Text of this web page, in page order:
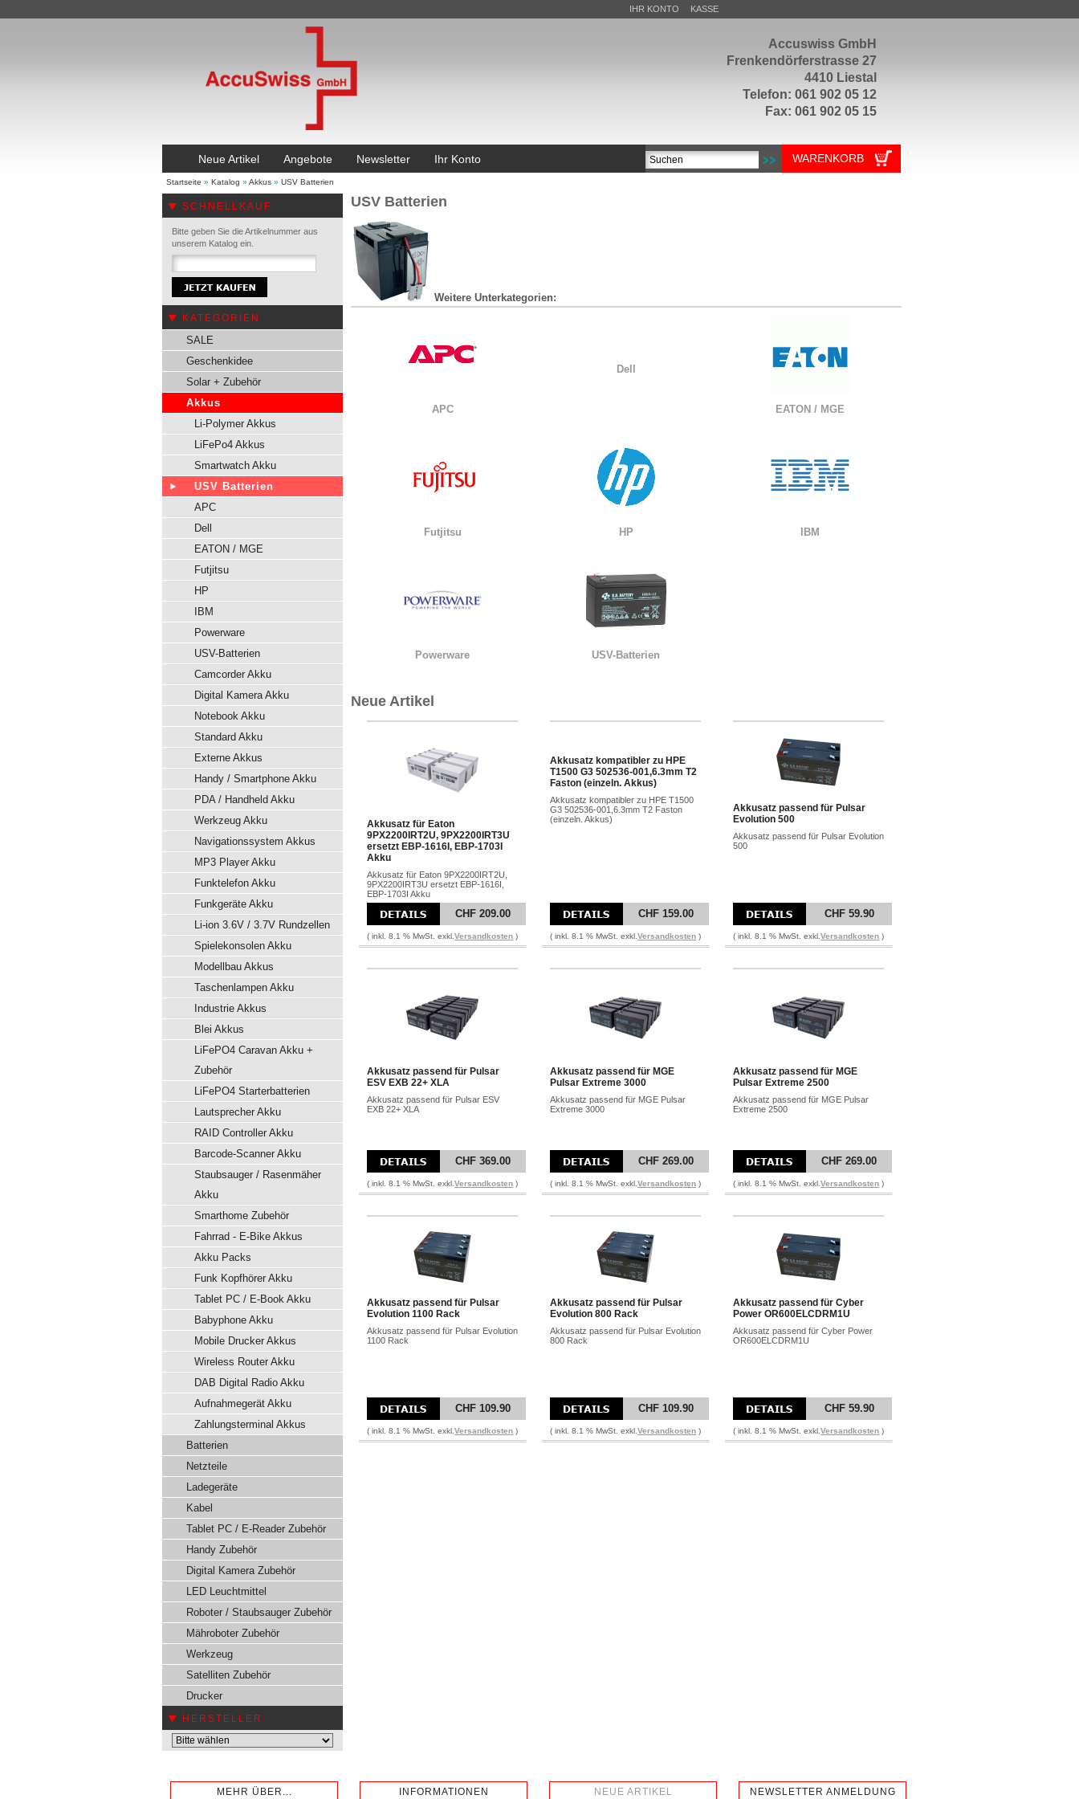
Accuswiss GmbH
Frenkendörferstrasse 27
4410 Liestal
Telefon: 061 902 05 12
Fax: 061 902 05 15
IHR KONTO KASSE
Neue Artikel Angebote Newsletter Ihr Konto WARENKORB
Startseite » Katalog » Akkus » USV Batterien
SCHNELLKAUF
Bitte geben Sie die Artikelnummer aus
unserem Katalog ein.
KATEGORIEN
SALE
Geschenkidee
Solar + Zubehör
Akkus
Li-Polymer Akkus
LiFePo4 Akkus
Smartwatch Akku
USV Batterien
APC
Dell
EATON / MGE
Futjitsu
HP
IBM
Powerware
USV-Batterien
Camcorder Akku
Digital Kamera Akku
Notebook Akku
Standard Akku
Externe Akkus
Handy / Smartphone Akku
PDA / Handheld Akku
Werkzeug Akku
Navigationssystem Akkus
MP3 Player Akku
Funktelefon Akku
Funkgeräte Akku
Li-ion 3.6V / 3.7V Rundzellen
Spielekonsolen Akku
Modellbau Akkus
Taschenlampen Akku
Industrie Akkus
Blei Akkus
LiFePO4 Caravan Akku +
Zubehör
LiFePO4 Starterbatterien
Lautsprecher Akku
RAID Controller Akku
Barcode-Scanner Akku
Staubsauger / Rasenmäher
Akku
Smarthome Zubehör
Fahrrad - E-Bike Akkus
Akku Packs
Funk Kopfhörer Akku
Tablet PC / E-Book Akku
Babyphone Akku
Mobile Drucker Akkus
Wireless Router Akku
DAB Digital Radio Akku
Aufnahmegerät Akku
Zahlungsterminal Akkus
Batterien
Netzteile
Ladegeräte
Kabel
Tablet PC / E-Reader Zubehör
Handy Zubehör
Digital Kamera Zubehör
LED Leuchtmittel
Roboter / Staubsauger Zubehör
Mähroboter Zubehör
Werkzeug
Satelliten Zubehör
Drucker
HERSTELLER
USV Batterien
Weitere Unterkategorien:
APC
Dell
EATON / MGE
Futjitsu HP IBM
Powerware USV-Batterien
Neue Artikel
Akkusatz für Eaton
9PX2200IRT2U, 9PX2200IRT3U
ersetzt EBP-1616I, EBP-1703I
Akku
Akkusatz für Eaton 9PX2200IRT2U,
9PX2200IRT3U ersetzt EBP-1616I,
EBP-1703I Akku
CHF 209.00
( inkl. 8.1 % MwSt. exkl. Versandkosten )
Akkusatz kompatibler zu HPE
T1500 G3 502536-001,6.3mm T2
Faston (einzeln. Akkus)
Akkusatz kompatibler zu HPE T1500
G3 502536-001,6.3mm T2 Faston
(einzeln. Akkus)
CHF 159.00
( inkl. 8.1 % MwSt. exkl. Versandkosten )
Akkusatz passend für Pulsar
Evolution 500
Akkusatz passend für Pulsar Evolution
500
CHF 59.90
( inkl. 8.1 % MwSt. exkl. Versandkosten )
Akkusatz passend für Pulsar
ESV EXB 22+ XLA
Akkusatz passend für Pulsar ESV
EXB 22+ XLA
CHF 369.00
( inkl. 8.1 % MwSt. exkl. Versandkosten )
Akkusatz passend für MGE
Pulsar Extreme 3000
Akkusatz passend für MGE Pulsar
Extreme 3000
CHF 269.00
( inkl. 8.1 % MwSt. exkl. Versandkosten )
Akkusatz passend für MGE
Pulsar Extreme 2500
Akkusatz passend für MGE Pulsar
Extreme 2500
CHF 269.00
( inkl. 8.1 % MwSt. exkl. Versandkosten )
Akkusatz passend für Pulsar
Evolution 1100 Rack
Akkusatz passend für Pulsar Evolution
1100 Rack
CHF 109.90
( inkl. 8.1 % MwSt. exkl. Versandkosten )
Akkusatz passend für Pulsar
Evolution 800 Rack
Akkusatz passend für Pulsar Evolution
800 Rack
CHF 109.90
( inkl. 8.1 % MwSt. exkl. Versandkosten )
Akkusatz passend für Cyber
Power OR600ELCDRM1U
Akkusatz passend für Cyber Power
OR600ELCDRM1U
CHF 59.90
( inkl. 8.1 % MwSt. exkl. Versandkosten )
MEHR ÜBER... INFORMATIONEN NEUE ARTIKEL NEWSLETTER ANMELDUNG